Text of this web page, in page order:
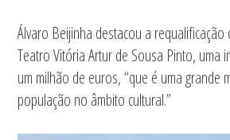
Álvaro Beijinha destacou a
Teatro Vitória Artur de Sousa Pinto, uma
um milhão de euros, “que é uma grande
população no âmbito cultural.”